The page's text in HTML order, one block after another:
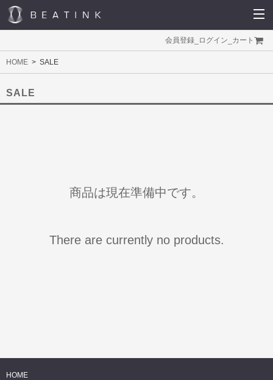
会員登録 ログイン カート
HOME SALE
SALE
商品は現在準備中です。
There are currently no products.
HOME